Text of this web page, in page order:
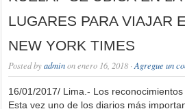
LUGARES PARA VIAJAR
NEW YORK TIMES
Posted byadminon enero 16, 2018 · Agregue un
16/01/2017/ Lima.- Los
Esta vez uno de los diarios más